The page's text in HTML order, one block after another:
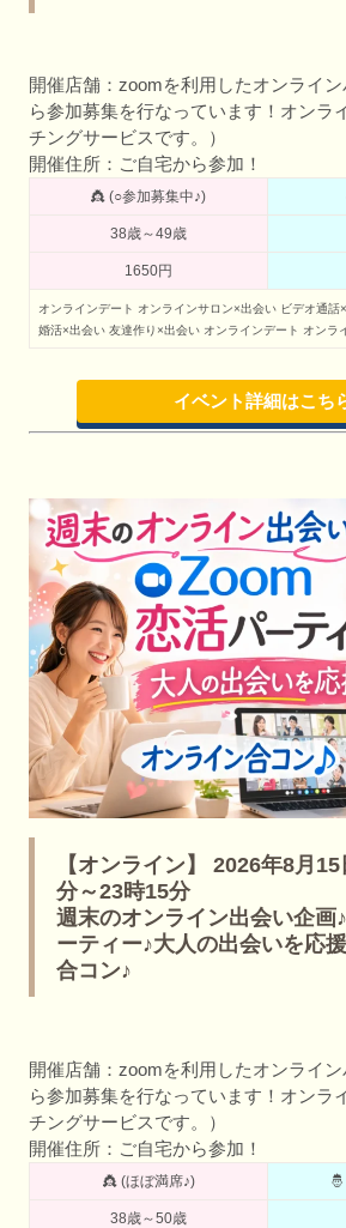
開催店舗：zoomを利用したオンライ
ら参加募集を行なっています！オンラ
チングサービスです。）
開催住所：ご自宅から参加！
👸 (○参加募集中♪)
38歳～49歳
1650円
オンラインデート オンラインサロン×出会い ビデオ通話
婚活×出会い 友達作り×出会い オンラインデート オンラ
イベント詳細はこち
【オンライン】 2026年8月
分～23時15分
週末のオンライン出会い企画
ーティー♪大人の出会いを応
合コン♪
開催店舗：zoomを利用したオンライ
ら参加募集を行なっています！オンラ
チングサービスです。）
開催住所：ご自宅から参加！
👸 (ほぼ満席♪)
38歳～50歳